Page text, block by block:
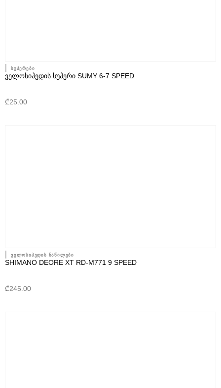
სუპერები
ᲕᲔᲚᲝᲡᲘᲞᲔᲓᲘᲡ ᲡᲣᲞᲔᲠᲘ SUMY 6-7 SPEED
₾25.00
ველოსიპედის ნაწილები
SHIMANO DEORE XT RD-M771 9 SPEED
₾245.00